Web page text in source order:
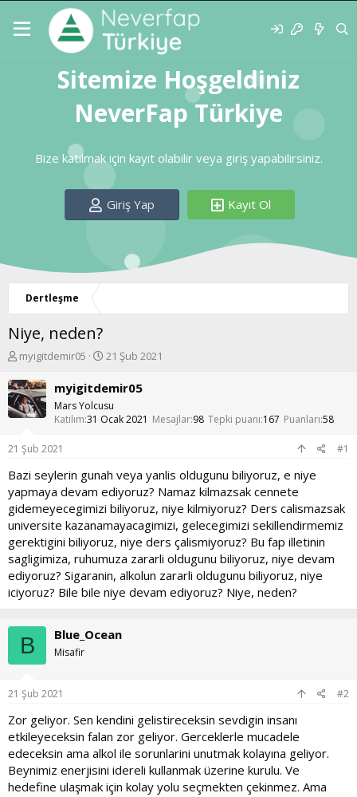
Sitemize Hoşgeldiniz
NeverFap Türkiye
Bize katılmak için kayıt olabilir veya giriş yapabilirsiniz.
Giriş Yap Kayıt Ol
Dertleşme
Niye, neden?
K
n
u
y
a
ş
l
a
t
a
n
myigitdemir05
B
ş
a
n
ç
t
a
r
i
h
i
21 Şub 2021
myigitdemir05
Mars Yolcusu
Katılım 31 Ocak 2021 Mesajlar 98 Tepki puanı 167 Puanları 58
21 Şub 2021 #1
Bazi seylerin gunah veya yanlis oldugunu biliyoruz, e niye
yapmaya devam ediyoruz? Namaz kilmazsak cennete
gidemeyecegimizi biliyoruz, niye kilmiyoruz? Ders calismazsak
universite kazanamayacagimizi, gelecegimizi sekillendirmemiz
gerektigini biliyoruz, niye ders çalismiyoruz? Bu fap illetinin
sagligimiza, ruhumuza zararli oldugunu biliyoruz, niye devam
ediyoruz? Sigaranin, alkolun zararli oldugunu biliyoruz, niye
iciyoruz? Bile bile niye devam ediyoruz? Niye, neden?
B Blue_Ocean
Misafir
21 Şub 2021 #2
Zor geliyor. Sen kendini gelistireceksin sevdigin insanı
etkileyeceksin falan zor geliyor. Gerceklerle mucadele
edeceksin ama alkol ile sorunlarini unutmak kolayına geliyor.
Beynimiz enerjisini idereli kullanmak üzerine kurulu. Ve
hedefine ulaşmak için kolay yolu seçmekten çekinmez. Ama